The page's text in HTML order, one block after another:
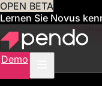
OPEN BETA
Lernen Sie Novus
für Sie verwaltet
Demo